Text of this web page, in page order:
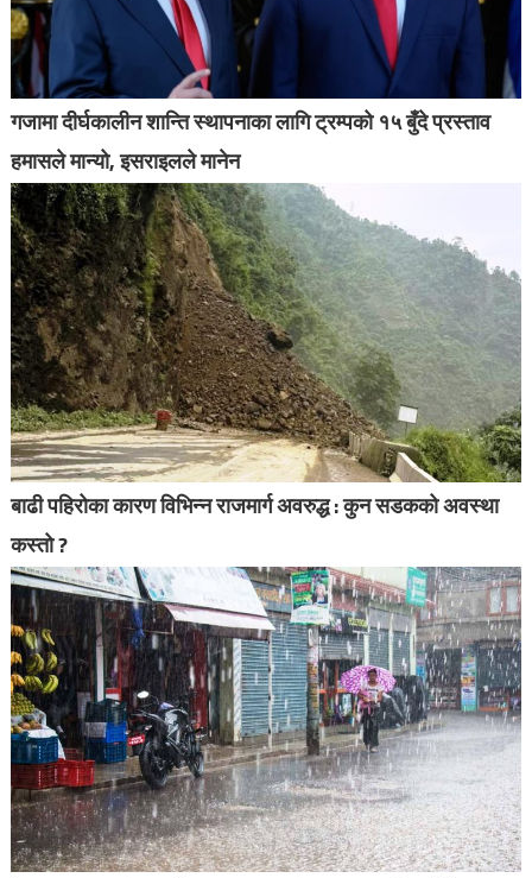
गजामा दीर्घकालीन शान्ति स्थापनाका लागि ट्रम्पको १५ बुँदे प्रस्ताव
हमासले मान्यो, इसराइलले मानेन
बाढी पहिरोका कारण विभिन्न राजमार्ग अवरुद्ध : कुन सडकको अवस्था
कस्तो ?